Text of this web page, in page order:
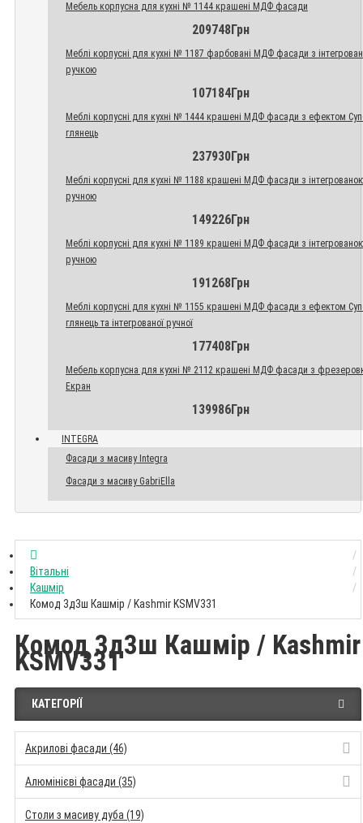
Мебель корпусна для кухні № 1144 крашені МДФ фасади
209748Грн
Меблі корпусні для кухні № 1187 фарбовані МДФ фасади з
ручкою
107184Грн
Меблі корпусні для кухні № 1444 крашені МДФ фасади з ефектом
глянець
237930Грн
Меблі корпусні для кухні № 1188 крашені МДФ фасади з
ручною
149226Грн
Меблі корпусні для кухні № 1189 крашені МДФ фасади з
ручною
191268Грн
Меблі корпусні для кухні № 1155 крашені МДФ фасади з ефектом
глянець та інтегрованої ручної
177408Грн
Мебель корпусна для кухні № 2112 крашені МДФ фасади з
Екран
139986Грн
INTEGRA
Фасади з масиву Integra
Фасади з масиву GabriElla
Вітальні
Кашмір
Комод 3д3ш Кашмір / Kashmir KSMV331
Комод 3д3ш Кашмір / Kashmir
KSMV331
КАТЕГОРІЇ
Акрилові фасади (46)
Алюмінієві фасади (35)
Столи з масиву дуба (19)